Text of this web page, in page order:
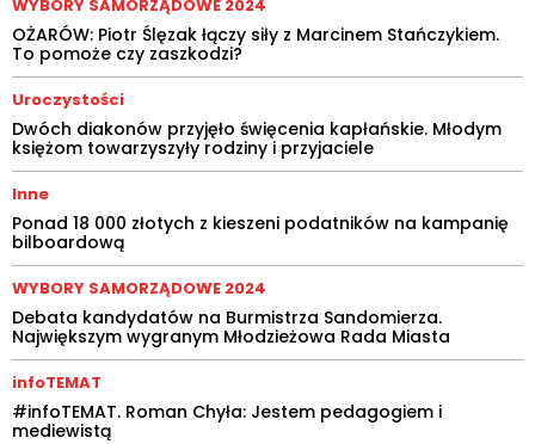
WYBORY SAMORZĄDOWE 2024
OŻARÓW: Piotr Ślęzak łączy siły z Marcinem Stańczykiem.
To pomoże czy zaszkodzi?
Uroczystości
Dwóch diakonów przyjęło święcenia kapłańskie. Młodym
księżom towarzyszyły rodziny i przyjaciele
Inne
Ponad 18 000 złotych z kieszeni podatników na kampanię
bilboardową
WYBORY SAMORZĄDOWE 2024
Debata kandydatów na Burmistrza Sandomierza.
Największym wygranym Młodzieżowa Rada Miasta
infoTEMAT
#infoTEMAT. Roman Chyła: Jestem pedagogiem i
mediewistą